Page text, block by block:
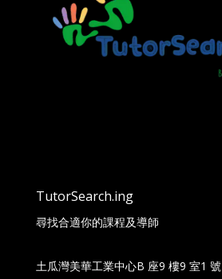
TutorSearch.ing
尋找合適你的課程及導師
土瓜灣美華工業中心B 座9 樓9 室1 號